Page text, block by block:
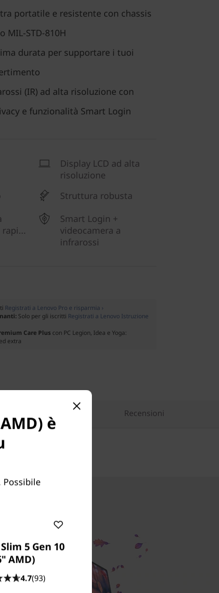
portatile e resistente con chassis
STD-810H
durata per supportare i tuoi
(IR) ad alta risoluzione con
e funzionalità Smart Login
Display LCD ad alta
risoluzione
Struttura robusta
Smart Login +
videocamera a
infrarossi
Registrati a Lenovo Pro e risparmia ›
Solo per gli iscritti Registrati a Lenovo Istruzione
Care Plus con PC Legion, Idea e Yoga:
extra
prodotti simili Recensioni
è
Possibile
5 Gen 10
AMD)
4.7(93)